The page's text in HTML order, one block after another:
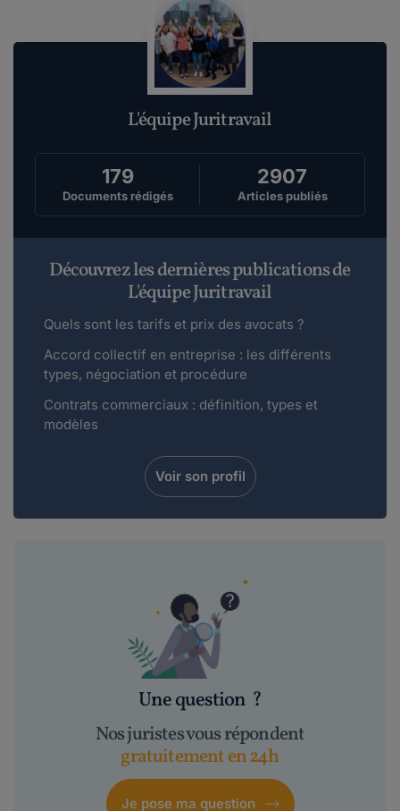
L'équipe Juritravail
179
Documents rédigés
2907
Articles publiés
Découvrez les dernières publications de
L'équipe Juritravail
Quels sont les tarifs et prix des avocats ?
Accord collectif en entreprise : les différents
types, négociation et procédure
Contrats commerciaux : définition, types et
modèles
Voir son profil
Une question ?
Nos juristes vous répondent
gratuitement en 24h
Je pose ma question